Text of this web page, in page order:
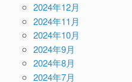
2024年12月
2024年11月
2024年10月
2024年9月
2024年8月
2024年7月